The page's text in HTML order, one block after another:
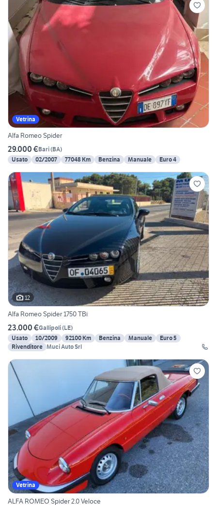
Vetrina
Alfa Romeo Spider
29.000 €Bari(BA)
Usato
02/2007 77048 Km Benzina Manuale Euro 4
12
Alfa Romeo Spider 1750 TBi
23.000 €Gallipoli(LE)
Usato
10/2009 92100 Km Benzina Manuale
Euro 5
Rivenditore Muci Auto Srl
Vetrina
ALFA ROMEO Spider 2.0 Veloce